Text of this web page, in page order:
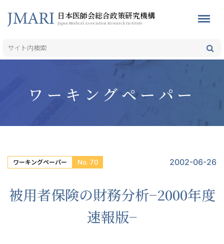
日本医師会総合政策研究機構
Japan Medical Association Research Institute
ワーキングペーパー
ワーキングペーパー No. 70 2002-06-26
被用者保険の財務分析−2000年度
速報版−